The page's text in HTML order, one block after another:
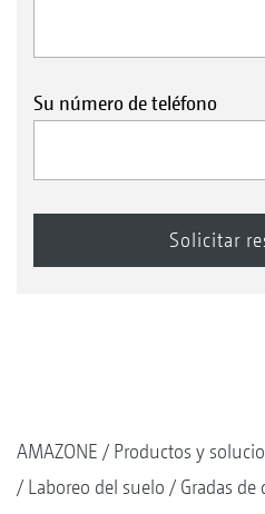
Su número de teléfono
AMAZONE
Productos y
Laboreo del suelo
Gradas de